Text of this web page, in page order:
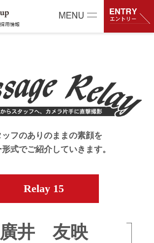
ッフのありのままの素顔を
形式でご紹介していきます。
Relay 15
廣井 友映